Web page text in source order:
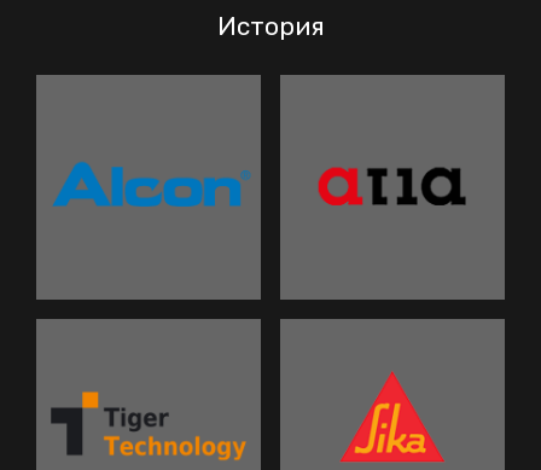
История